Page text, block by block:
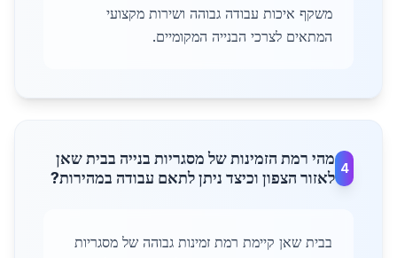
משקף איכות עבודה גבוהה ושירות מקצועי
המתאים לצרכי הבנייה המקומיים.
4
מהי רמת הזמינות של מסגריות בנייה בבית שאן
לאזור הצפון וכיצד ניתן לתאם עבודה במהירות?
בבית שאן קיימת רמת זמינות גבוהה של מסגריות